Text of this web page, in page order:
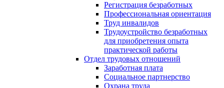
Регистрация безработных
Профессиональная ориентация
Труд инвалидов
Трудоустройство безработных
для приобретения опыта
практической работы
Отдел трудовых отношений
Заработная плата
Социальное партнерство
Охрана труда